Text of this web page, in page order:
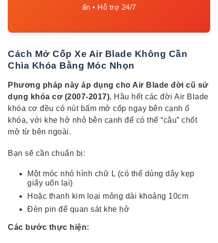
ẩn • Hỗ trợ 24/7
Cách Mở Cốp Xe Air Blade Không Cần
Chìa Khóa Bằng Móc Nhọn
Phương pháp này áp dụng cho Air Blade đời cũ sử
dụng khóa cơ (2007-2017). Hầu hết các đời Air Blade
khóa cơ đều có nút bấm mở cốp ngay bên cạnh ổ
khóa, với khe hở nhỏ bên cạnh để có thể “câu” chốt
mở từ bên ngoài.
Bạn sẽ cần chuẩn bị:
Một móc nhỏ hình chữ L (có thể dùng dây kẹp
giấy uốn lại)
Hoặc thanh kim loại mỏng dài khoảng 10cm
Đèn pin để quan sát khe hở
Các bước thực hiện: